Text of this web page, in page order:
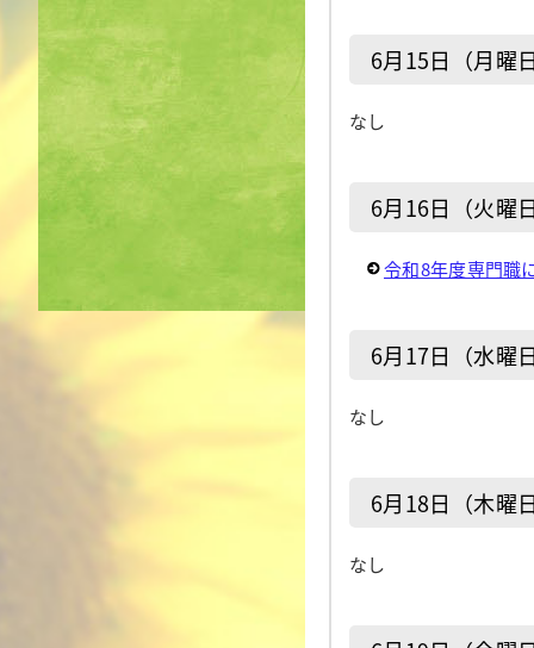
6月15日（月曜日
なし
6月16日（火曜日
令和8年度専門職
6月17日（水曜日
なし
6月18日（木曜日
なし